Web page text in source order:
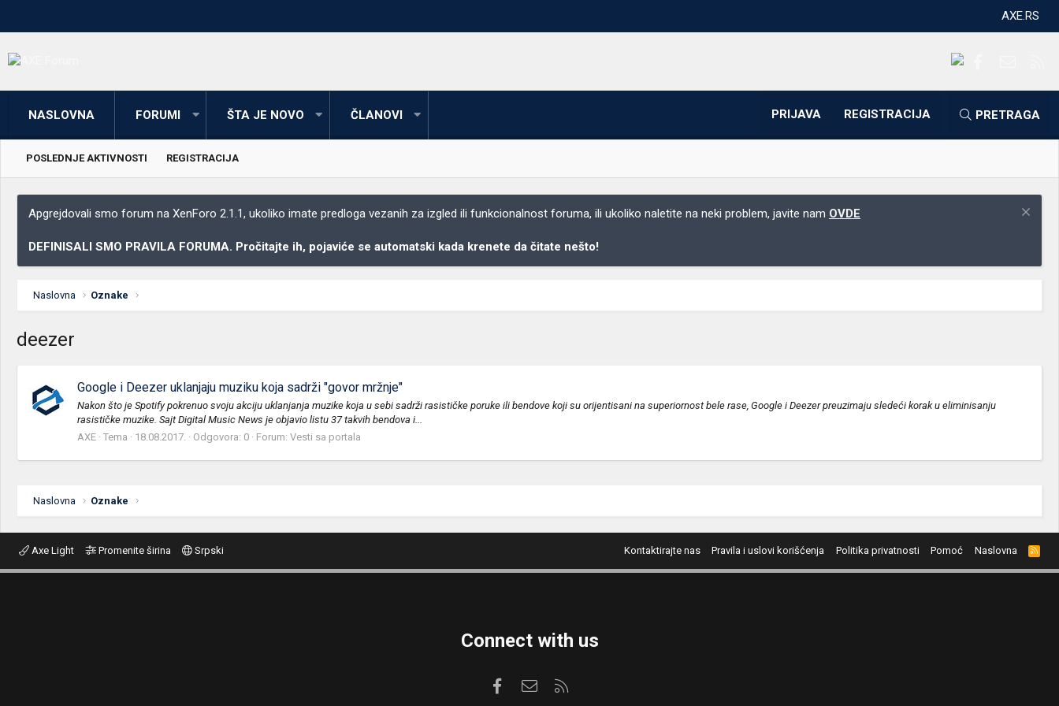
AXE.RS
NASLOVNA FORUMI ŠTA JE NOVO ČLANOVI PRIJAVA REGISTRACIJA PRETRAGA
POSLEDNJE AKTIVNOSTI REGISTRACIJA
Apgrejdovali smo forum na XenForo 2.1.1, ukoliko imate predloga vezanih za izgled ili funkcionalnost foruma, ili ukoliko naletite na neki problem, javite nam OVDE
DEFINISALI SMO PRAVILA FORUMA. Pročitajte ih, pojaviće se automatski kada krenete da čitate nešto!
Naslovna Oznake
deezer
Google i Deezer uklanjaju muziku koja sadrži "govor mržnje"
Nakon što je Spotify pokrenuo svoju akciju uklanjanja muzike koja u sebi sadrži rasističke poruke ili bendove koji su orijentisani na superiornost bele rase, Google i Deezer preuzimaju sledeći korak u eliminisanju
rasističke muzike. Sajt Digital Music News je objavio listu 37 takvih bendova i...
AXE Tema 18.08.2017. Odgovora: 0 Forum: Vesti sa portala
Naslovna Oznake
Axe Light Promenite širina Srpski Kontaktirajte nas Pravila i uslovi korišćenja Politika privatnosti Pomoć Naslovna
R
S
S
Connect with us
FacebookKontaktirajte nas